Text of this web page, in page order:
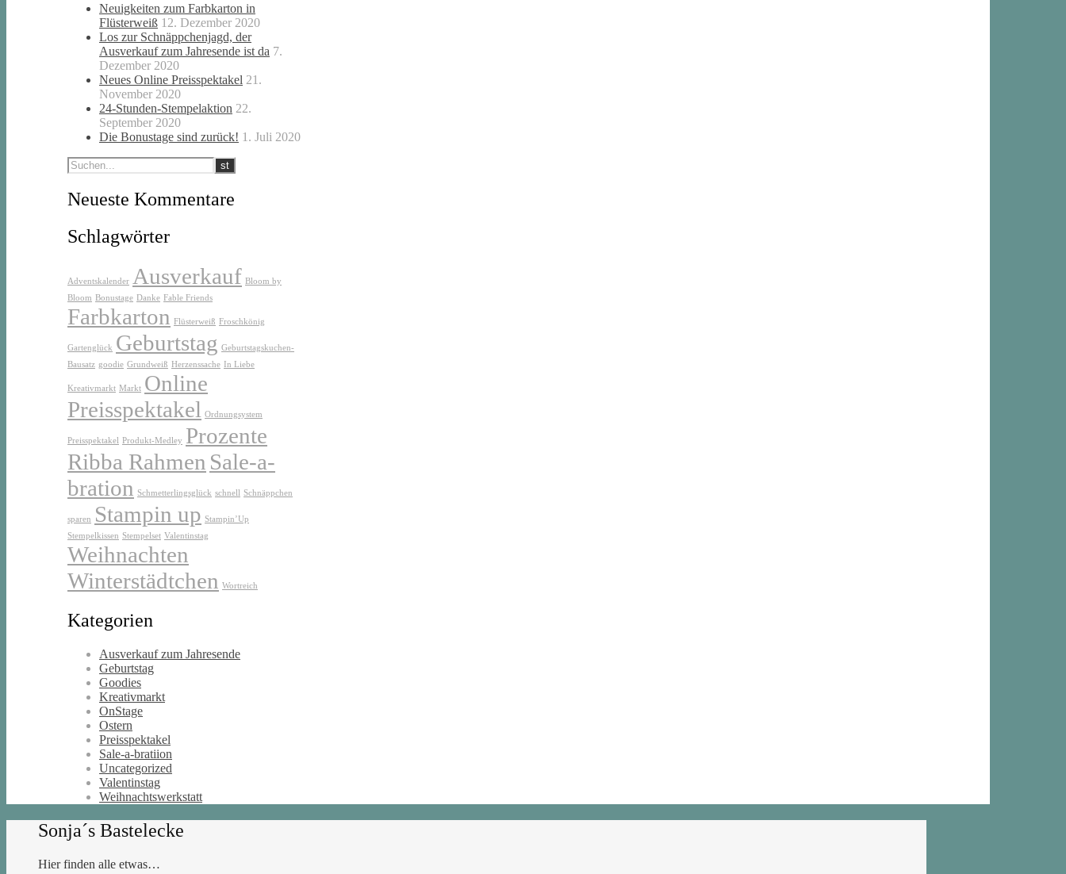
Neuigkeiten zum Farbkarton in
Flüsterweiß 12. Dezember 2020
Los zur Schnäppchenjagd, der
Ausverkauf zum Jahresende ist da 7.
Dezember 2020
Neues Online Preisspektakel 21.
November 2020
24-Stunden-Stempelaktion 22.
September 2020
Die Bonustage sind zurück! 1. Juli 2020
Neueste Kommentare
Schlagwörter
Adventskalender Ausverkauf Bloom by
Bloom Bonustage Danke Fable Friends
Farbkarton Flüsterweiß Froschkönig
Gartenglück Geburtstag Geburtstagskuchen-
Bausatz goodie Grundweiß Herzenssache In Liebe
Kreativmarkt Markt Online
Preisspektakel
Ordnungsystem
Preisspektakel Produkt-Medley Prozente
Ribba Rahmen Sale-a-
bration Schmetterlingsglück schnell Schnäppchen
sparen Stampin up Stampin’Up
Stempelkissen Stempelset Valentinstag
Weihnachten
Winterstädtchen Wortreich
Kategorien
Ausverkauf zum Jahresende
Geburtstag
Goodies
Kreativmarkt
OnStage
Ostern
Preisspektakel
Sale-a-bratiion
Uncategorized
Valentinstag
Weihnachtswerkstatt
Sonja´s Bastelecke
Hier finden alle etwas…